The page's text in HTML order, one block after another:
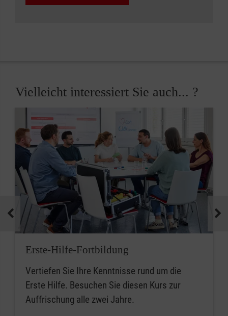
Vielleicht interessiert Sie auch... ?
Erste-Hilfe-Fortbildung
Vertiefen Sie Ihre Kenntnisse rund um die
Erste Hilfe. Besuchen Sie diesen Kurs zur
Auffrischung alle zwei Jahre.